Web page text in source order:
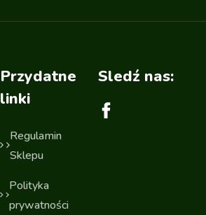
Przydatne
linki
Regulamin
Sklepu
Polityka
prywatności
Sledź nas: